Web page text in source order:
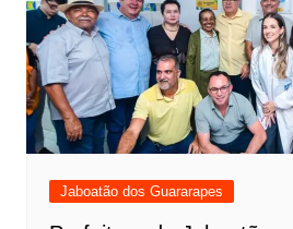
Jaboatão dos Guararapes